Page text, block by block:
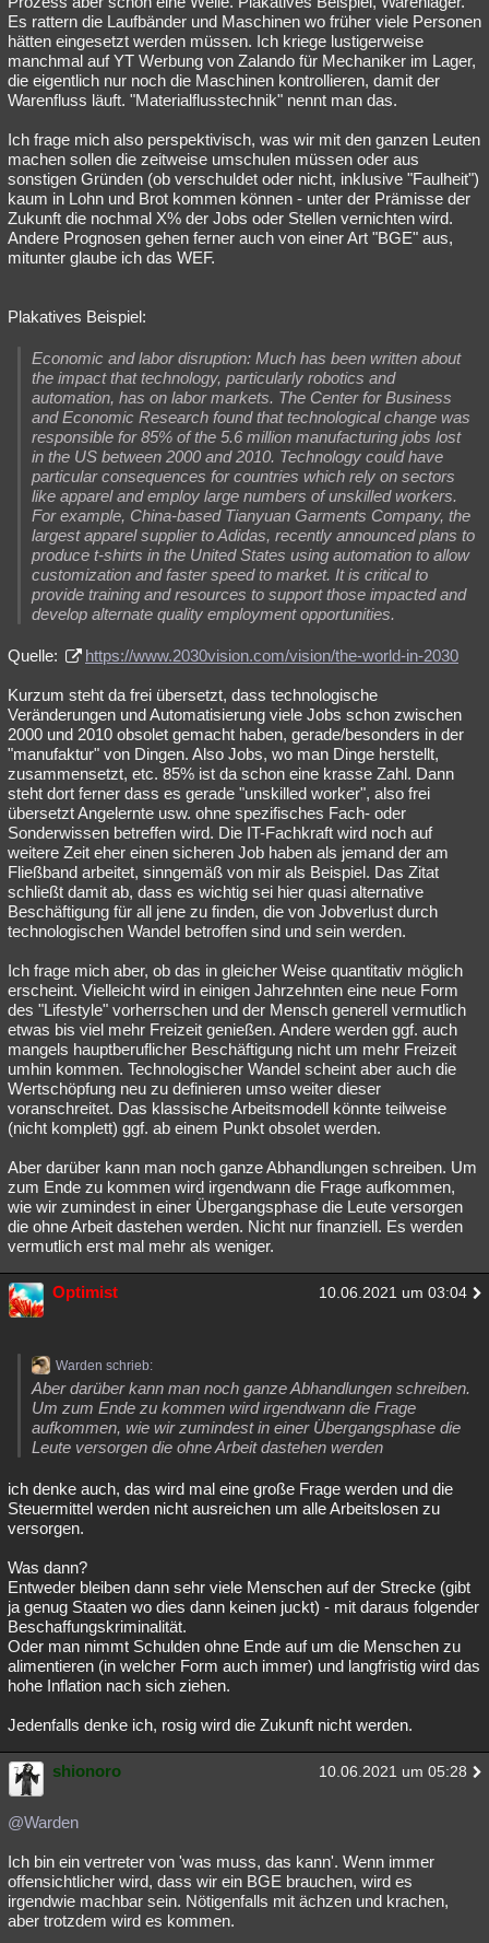
Es rattern die Laufbänder und Maschinen wo früher viele Personen
hätten eingesetzt werden müssen. Ich kriege lustigerweise
manchmal auf YT Werbung von Zalando für Mechaniker im Lager,
die eigentlich nur noch die Maschinen kontrollieren, damit der
Warenfluss läuft. "Materialflusstechnik" nennt man das.
Ich frage mich also perspektivisch, was wir mit den ganzen Leuten
machen sollen die zeitweise umschulen müssen oder aus
sonstigen Gründen (ob verschuldet oder nicht, inklusive "Faulheit")
kaum in Lohn und Brot kommen können - unter der Prämisse der
Zukunft die nochmal X% der Jobs oder Stellen vernichten wird.
Andere Prognosen gehen ferner auch von einer Art "BGE" aus,
mitunter glaube ich das WEF.
Plakatives Beispiel:
Economic and labor disruption: Much has been written about
the impact that technology, particularly robotics and
automation, has on labor markets. The Center for Business
and Economic Research found that technological change was
responsible for 85% of the 5.6 million manufacturing jobs lost
in the US between 2000 and 2010. Technology could have
particular consequences for countries which rely on sectors
like apparel and employ large numbers of unskilled workers.
For example, China-based Tianyuan Garments Company, the
largest apparel supplier to Adidas, recently announced plans to
produce t-shirts in the United States using automation to allow
customization and faster speed to market. It is critical to
provide training and resources to support those impacted and
develop alternate quality employment opportunities.
Quelle: https://www.2030vision.com/vision/the-world-in-2030
Kurzum steht da frei übersetzt, dass technologische
Veränderungen und Automatisierung viele Jobs schon zwischen
2000 und 2010 obsolet gemacht haben, gerade/besonders in der
"manufaktur" von Dingen. Also Jobs, wo man Dinge herstellt,
zusammensetzt, etc. 85% ist da schon eine krasse Zahl. Dann
steht dort ferner dass es gerade "unskilled worker", also frei
übersetzt Angelernte usw. ohne spezifisches Fach- oder
Sonderwissen betreffen wird. Die IT-Fachkraft wird noch auf
weitere Zeit eher einen sicheren Job haben als jemand der am
Fließband arbeitet, sinngemäß von mir als Beispiel. Das Zitat
schließt damit ab, dass es wichtig sei hier quasi alternative
Beschäftigung für all jene zu finden, die von Jobverlust durch
technologischen Wandel betroffen sind und sein werden.
Ich frage mich aber, ob das in gleicher Weise quantitativ möglich
erscheint. Vielleicht wird in einigen Jahrzehnten eine neue Form
des "Lifestyle" vorherrschen und der Mensch generell vermutlich
etwas bis viel mehr Freizeit genießen. Andere werden ggf. auch
mangels hauptberuflicher Beschäftigung nicht um mehr Freizeit
umhin kommen. Technologischer Wandel scheint aber auch die
Wertschöpfung neu zu definieren umso weiter dieser
voranschreitet. Das klassische Arbeitsmodell könnte teilweise
(nicht komplett) ggf. ab einem Punkt obsolet werden.
Aber darüber kann man noch ganze Abhandlungen schreiben. Um
zum Ende zu kommen wird irgendwann die Frage aufkommen,
wie wir zumindest in einer Übergangsphase die Leute versorgen
die ohne Arbeit dastehen werden. Nicht nur finanziell. Es werden
vermutlich erst mal mehr als weniger.
Optimist 10.06.2021 um 03:04
Warden schrieb:
Aber darüber kann man noch ganze Abhandlungen schreiben.
Um zum Ende zu kommen wird irgendwann die Frage
aufkommen, wie wir zumindest in einer Übergangsphase die
Leute versorgen die ohne Arbeit dastehen werden
ich denke auch, das wird mal eine große Frage werden und die
Steuermittel werden nicht ausreichen um alle Arbeitslosen zu
versorgen.
Was dann?
Entweder bleiben dann sehr viele Menschen auf der Strecke (gibt
ja genug Staaten wo dies dann keinen juckt) - mit daraus folgender
Beschaffungskriminalität.
Oder man nimmt Schulden ohne Ende auf um die Menschen zu
alimentieren (in welcher Form auch immer) und langfristig wird das
hohe Inflation nach sich ziehen.
Jedenfalls denke ich, rosig wird die Zukunft nicht werden.
shionoro 10.06.2021 um 05:28
@Warden
Ich bin ein vertreter von 'was muss, das kann'. Wenn immer
offensichtlicher wird, dass wir ein BGE brauchen, wird es
irgendwie machbar sein. Nötigenfalls mit ächzen und krachen,
aber trotzdem wird es kommen.